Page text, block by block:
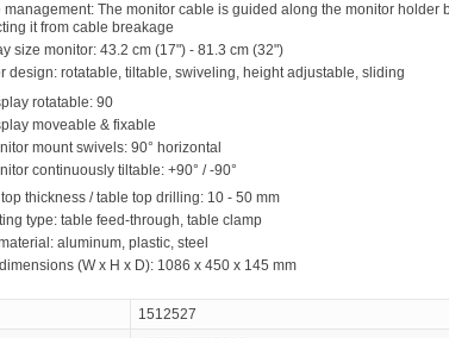
management: The monitor cable is guided along the monitor holder
it from cable breakage
size monitor: 43.2 cm (17") - 81.3 cm (32")
design: rotatable, tiltable, swiveling, height adjustable, sliding
rotatable: 90
moveable & fixable
mount swivels: 90° horizontal
continuously tiltable: +90° / -90°
thickness / table top drilling: 10 - 50 mm
type: table feed-through, table clamp
aluminum, plastic, steel
(W x H x D): 1086 x 450 x 145 mm
1512527